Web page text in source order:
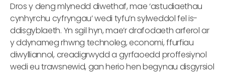
Dros y deng mlynedd diwethaf, mae ‘astudiaethau
cynhyrchu cyfryngau’ wedi tyfu’n sylweddol fel is-
ddisgyblaeth. Yn sgil hyn, mae’r drafodaeth arferol ar
y ddynameg rhwng technoleg, economi, ffurfiau
diwylliannol, creadigrwydd a gyrfaoedd proffesiynol
wedi eu trawsnewid, gan herio hen begynau disgyrsiol